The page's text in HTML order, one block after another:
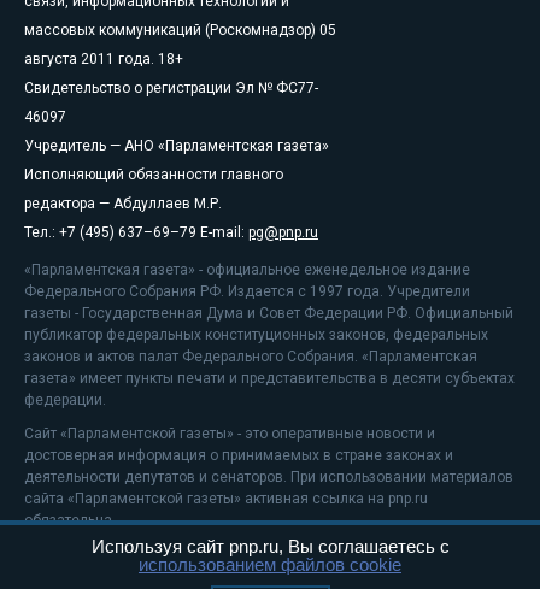
массовых коммуникаций (Роскомнадзор) 05
августа 2011 года. 18+
Свидетельство о регистрации Эл № ФС77-
46097
Учредитель — АНО «Парламентская газета»
Исполняющий обязанности главного
редактора — Абдуллаев М.Р.
Тел.: +7 (495) 637–69–79 E-mail: pg@pnp.ru
«Парламентская газета» - официальное еженедельное издание
Федерального Собрания РФ. Издается с 1997 года. Учредители
газеты - Государственная Дума и Совет Федерации РФ. Официальный
публикатор федеральных конституционных законов, федеральных
законов и актов палат Федерального Собрания. «Парламентская
газета» имеет пункты печати и представительства в десяти субъектах
федерации.
Сайт «Парламентской газеты» - это оперативные новости и
достоверная информация о принимаемых в стране законах и
деятельности депутатов и сенаторов. При использовании материалов
сайта «Парламентской газеты» активная ссылка на pnp.ru
обязательна.
На информационном ресурсе применяютсярекомендательные
Используя сайт pnp.ru, Вы соглашаетесь с
использованием файлов cookie